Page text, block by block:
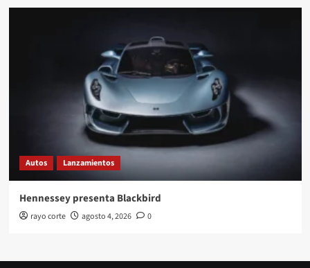
Autos Lanzamientos
Hennessey presenta Blackbird
rayo corte agosto 4, 2026 0